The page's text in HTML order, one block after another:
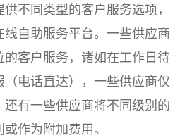
不同类型的客户服务选项，
自助服务平台。一些供应商
客户服务，诸如在工作日待
电话直达），一些供应商仅
有一些供应商将不同级别的
作为附加费用。